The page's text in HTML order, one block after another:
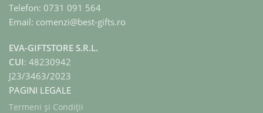
Telefon: 0731 091 564
Email: comenzi@best-gifts.ro
EVA-GIFTSTORE S.R.L.
CUI: 48230942
J23/3463/2023
PAGINI LEGALE
Termeni și Condiții